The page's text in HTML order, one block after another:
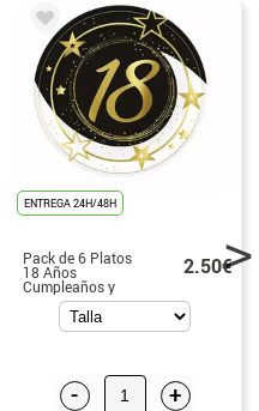
ENTREGA 24H/48H
Pack de 6 Platos
18 Años
Cumpleaños y
Aniversarios de
2.50€
- +